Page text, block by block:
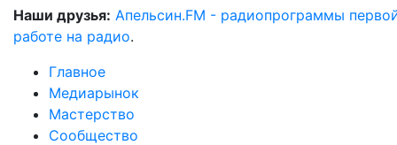
Наши друзья: Апельсин.FM - радиопрограммы
работе на радио.
Главное
Медиарынок
Мастерство
Сообщество